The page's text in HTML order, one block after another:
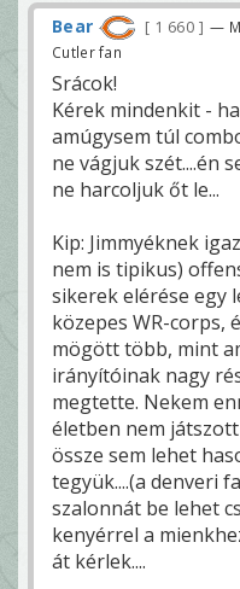
Bear 1 660
—
Cutler fan
Srácok!
Kérek mindenkit -
amúgysem túl
ne vágjuk szét....én
ne harcoljuk őt le...
Kip: Jimmyéknek
nem is tipikus)
sikerek elérése egy
közepes WR-corps,
mögött több, mint
irányítóinak nagy
megtette. Nekem
életben nem
össze sem lehet
tegyük....(a denveri
szalonnát be lehet
kenyérrel a
át kérlek....